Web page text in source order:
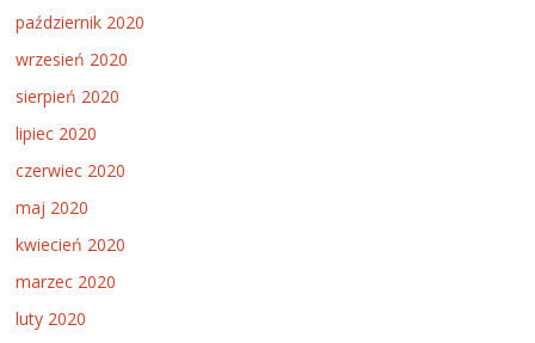
październik 2020
wrzesień 2020
sierpień 2020
lipiec 2020
czerwiec 2020
maj 2020
kwiecień 2020
marzec 2020
luty 2020